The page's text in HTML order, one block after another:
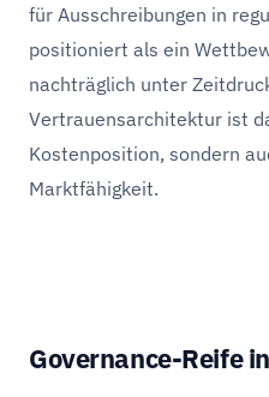
für Ausschreibungen in
positioniert als ein
nachträglich unter
Vertrauensarchitektur ist
Kostenposition, sondern
Marktfähigkeit.
Governance-Reife